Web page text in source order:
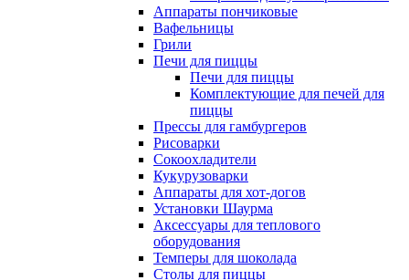
Аппараты пончиковые
Вафельницы
Грили
Печи для пиццы
Печи для пиццы
Комплектующие для печей для
пиццы
Прессы для гамбургеров
Рисоварки
Сокоохладители
Кукурузоварки
Аппараты для хот-догов
Установки Шаурма
Аксессуары для теплового
оборудования
Темперы для шоколада
Столы для пиццы